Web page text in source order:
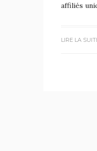
affiliés
LIRE LA